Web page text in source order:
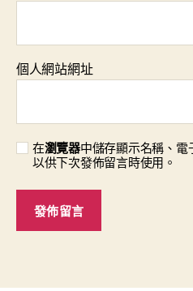
個人網站網址
在瀏覽器中儲存顯示名稱、電
以供下次發佈留言時使用。